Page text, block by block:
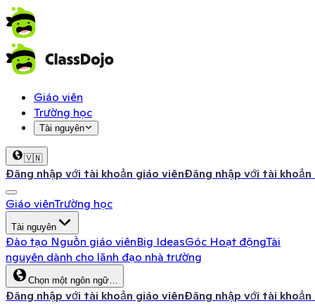
Giáo viên
Trường học
Tài nguyên
🇻🇳
Đăng nhập với tài khoản giáo viênĐăng nhập với tài khoản
Giáo viênTrường học
Tài nguyên
Đào tạo Nguồn giáo viênBig IdeasGóc Hoạt độngTài
nguyên dành cho lãnh đạo nhà trường
Chọn một ngôn ngữ…
Đăng nhập với tài khoản giáo viênĐăng nhập với tài khoản